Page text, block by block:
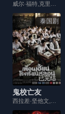
威尔·福特,克里斯汀·沙尔,杰森·苏戴奇斯,梅尔·罗德里格斯,克利欧佩特拉·科尔曼,詹纽瑞·琼斯,玛丽·斯汀伯根,威尔·法瑞尔
泰国剧
已完结
鬼校亡友
西拉差·坚他文,苏卡达·顾珑希,朱塔吾·帕塔拉刚普,苼楠塔茬·塔纳潘披散,Napat,Chokejindachai,Apasiri,Nitibhon,Sutatta,Udomsilp,甘·纯郝哇,吉拉瓦·瓦吉纳萨兰帕,Chantana,Kittiyapan,Artthapan,Poolsawad